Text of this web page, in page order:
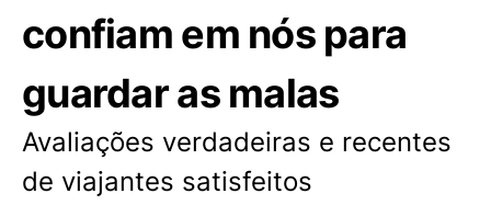
confiam em nós para
guardar as malas
Avaliações verdadeiras e recentes
de viajantes satisfeitos